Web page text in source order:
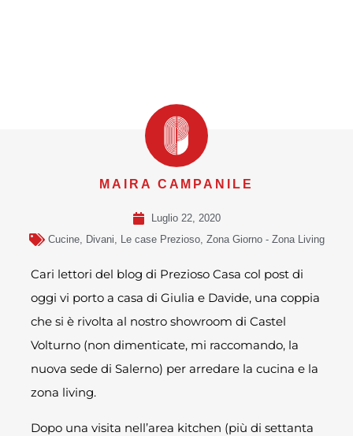
MAIRA CAMPANILE
Luglio 22, 2020
Cucine, Divani, Le case Prezioso, Zona Giorno - Zona Living
Cari lettori del blog di Prezioso Casa col post di
oggi vi porto a casa di Giulia e Davide, una coppia
che si è rivolta al nostro showroom di Castel
Volturno (non dimenticate, mi raccomando, la
nuova sede di Salerno) per arredare la cucina e la
zona living.
Dopo una visita nell’area kitchen (più di settanta